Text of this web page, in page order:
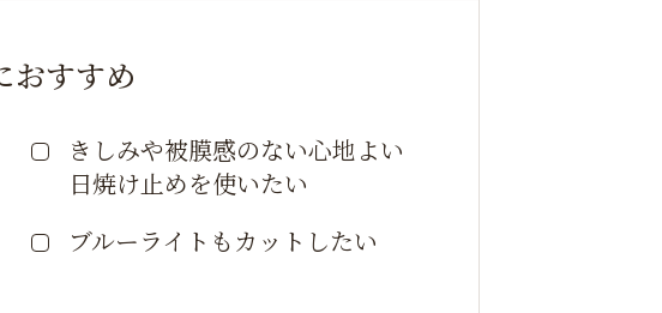
おすすめ
きしみや被膜感のない心地よい
日焼け止めを使いたい
ブルーライトもカットしたい